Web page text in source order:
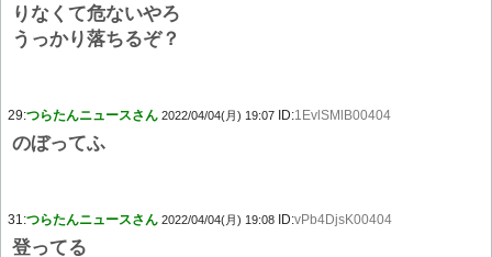
りなくて危ないやろ
うっかり落ちるぞ？
29:つらたんニュースさん 2022/04/04(月) 19:07 ID:1EvlSMlB00404
のぼってふ
31:つらたんニュースさん 2022/04/04(月) 19:08 ID:vPb4DjsK00404
登ってる